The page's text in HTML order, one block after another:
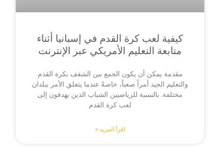
كيفية لعب كرة القدم في إسبانيا أثناء
متابعة التعليم الأمريكي عبر الإنترنت
مقدمة يمكن أن يكون الجمع بين الشغف بكرة القدم
والتعليم الجيد أمراً صعباً، خاصةً عندما يتعلق الأمر ببلدان
مختلفة. بالنسبة للرياضيين الشباب الذين يهدفون إلى
لعب كرة القدم
اقرأ المزيد »